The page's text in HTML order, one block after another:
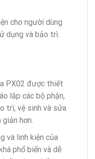
cho người dùng
dụng và bảo trì.
PX02 được thiết
lắp các bộ phận,
trì, vệ sinh và sửa
hơn.
và linh kiện của
phổ biến và dễ